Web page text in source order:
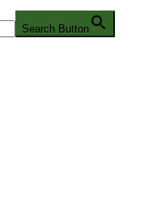
Search Button